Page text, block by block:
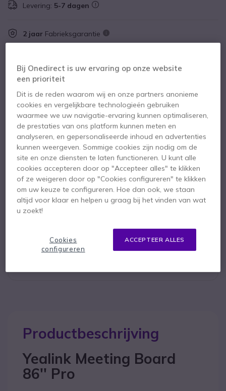
Levering: 5-7 dagen
2 jaar Fabrieksgarantie
Belangrijkste kenmerken
86" 4K UHD touchscreen
Geïntegreerde 4K AI-camera
16-microfoon beamforming-array
Ingebouwde stereoluidsprekers
Native ondersteuning voor Microsoft Teams Rooms
Dual OS-ondersteuning: Android 13 & OPS-slot
Draadloos content delen met WPP
Slim whiteboard en annotaties
Toon meer
Meegeleverd in de doos
1 x MeetingBoard Pro
3 x Kabelbinders
Gebruikersdocumentatie
Productbeschrijving
Yealink Meeting Board
86'' Pro
Bij Onedirect is uw ervaring op onze website
een prioriteit
Dit is de reden waarom wij en onze partners anonieme
cookies en vergelijkbare technologieën gebruiken
waarmee we uw navigatie-ervaring kunnen optimaliseren,
de prestaties van ons platform kunnen meten en
analyseren, en gepersonaliseerde inhoud en advertenties
kunnen weergeven. Sommige cookies zijn nodig om de
site en onze diensten te laten functioneren. U kunt alle
cookies accepteren door op "Accepteer alles" te klikken
of ze weigeren door op "Cookies configureren" te klikken
om uw keuze te configureren. Hoe dan ook, we staan
altijd voor klaar en helpen u graag bij het vinden van wat
u zoekt!
ACCEPTEER ALLES
Cookies
configureren